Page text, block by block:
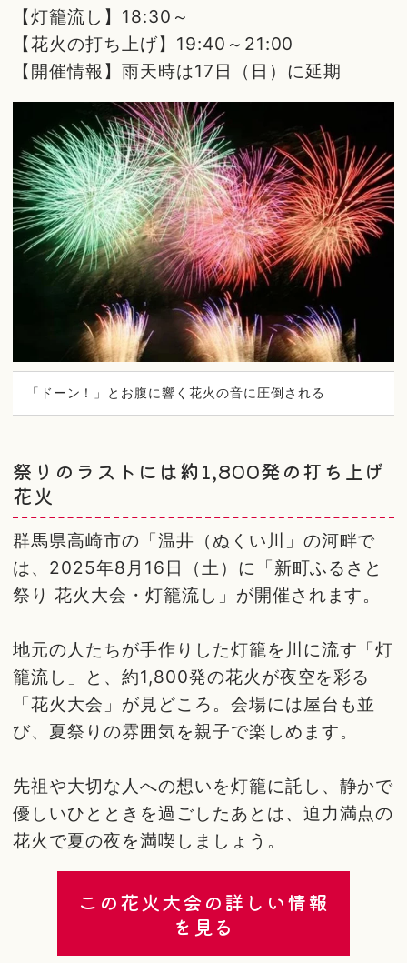
【灯籠流し】18:30～
【花火の打ち上げ】19:40～21:00
【開催情報】雨天時は17日（日）に延期
「ドーン！」とお腹に響く花火の音に圧倒される
祭りのラストには約1,800発の打ち上げ
花火
群馬県高崎市の「温井（ぬくい川」の河畔で
は、2025年8月16日（土）に「新町ふるさと
祭り 花火大会・灯籠流し」が開催されます。
地元の人たちが手作りした灯籠を川に流す「灯
籠流し」と、約1,800発の花火が夜空を彩る
「花火大会」が見どころ。会場には屋台も並
び、夏祭りの雰囲気を親子で楽しめます。
先祖や大切な人への想いを灯籠に託し、静かで
優しいひとときを過ごしたあとは、迫力満点の
花火で夏の夜を満喫しましょう。
この花火大会の詳しい情報
を見る